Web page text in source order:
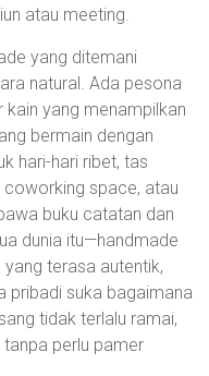
atau meeting.
yang ditemani
natural. Ada pesona
yang menampilkan
bermain dengan
hari-hari ribet, tas
coworking space, atau
buku catatan dan
dunia itu—handmade
terasa autentik,
pribadi suka bagaimana
tidak terlalu ramai,
perlu pamer